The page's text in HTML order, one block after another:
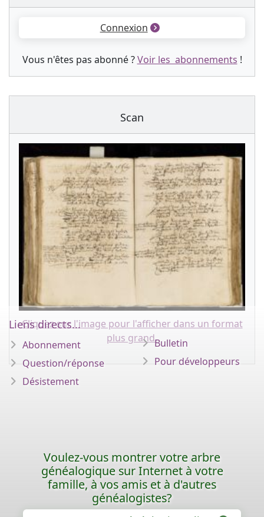
Connexion
Vous n'êtes pas abonné ?Voir les abonnements !
Scan
Cliquez sur l'image pour l'afficher dans un format
plus grand.
Liens directs...
Abonnement
Question/réponse
Désistement
Bulletin
Pour développeurs
Voulez-vous montrer votre arbre
généalogique sur Internet à votre
famille, à vos amis et à d'autres
généalogistes?